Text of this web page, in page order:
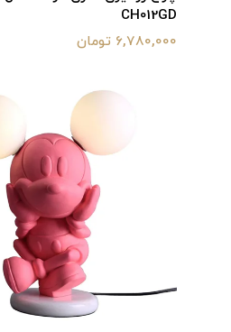
CH012GD
6,780,000 تومان